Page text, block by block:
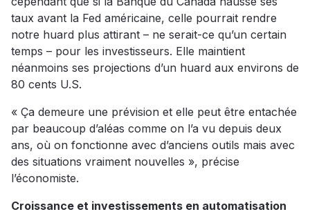
taux avant la Fed américaine, celle pourrait rendre
notre huard plus attirant – ne serait-ce qu’un certain
temps – pour les investisseurs. Elle maintient
néanmoins ses projections d’un huard aux environs de
80 cents U.S.
« Ça demeure une prévision et elle peut être entachée
par beaucoup d’aléas comme on l’a vu depuis deux
ans, où on fonctionne avec d’anciens outils mais avec
des situations vraiment nouvelles », précise
l’économiste.
Croissance et investissements en automatisation